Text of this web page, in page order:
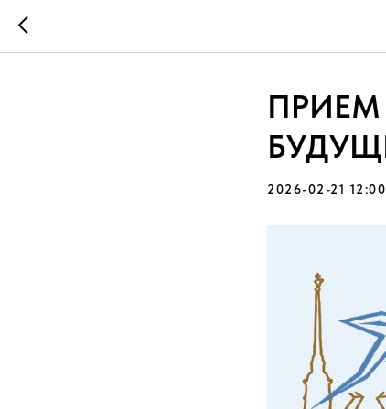
2026-02-21 12:00